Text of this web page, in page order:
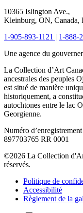
10365 Islington Ave.,
Kleinburg, ON, Canada,
1-905-893-1121 | 1-888-
Une agence du
La Collection d’Art
ancestrales des peuples
est situé de manière
historiquement, a
autochtones entre le lac
Georgienne.
Numéro
897703765 RR 0001
©2026 La Collection
réservés.
Politique de
Accessibilité
Règlement de la